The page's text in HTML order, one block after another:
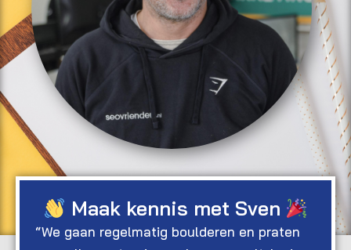
Maak kennis met Sven
“We gaan regelmatig boulderen en praten